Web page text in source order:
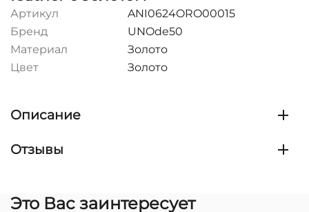
Артикул
ANI0624ORO00015
Бренд
UNOde50
Материал
Золото
Цвет
Золото
Описание
Отзывы
Это Вас заинтересует